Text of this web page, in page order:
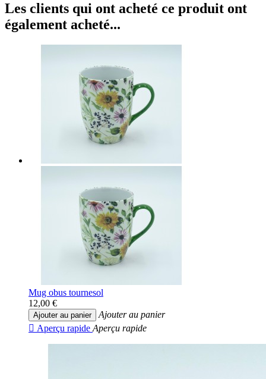
Les clients qui ont acheté ce produit ont
également acheté...
Mug obus tournesol
12,00 €
Ajouter au panier
Ajouter au panier
 Aperçu rapide Aperçu rapide